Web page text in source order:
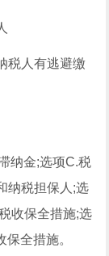
税人有逃避缴
纳金;选项C.税
纳税担保人;选
收保全措施;选
全措施。